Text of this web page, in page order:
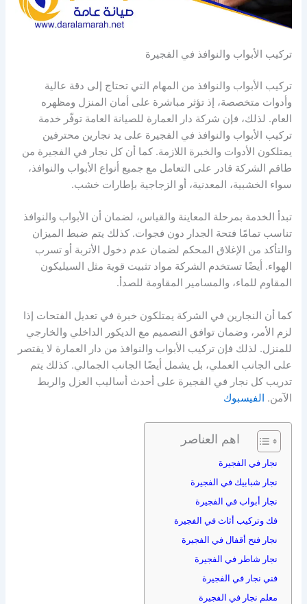
تركيب الأبواب والنوافذ في الفجيرة
تركيب الأبواب والنوافذ من المهام التي تحتاج إلى دقة عالية
وأدوات متخصصة، إذ تؤثر مباشرة على أمان المنزل ومظهره
العام. لذلك، فإن شركة دار العمارة للصيانة العامة توفّر خدمة
تركيب الأبواب والنوافذ في الفجيرة على يد نجارين محترفين
يمتلكون الأدوات والخبرة اللازمة. كما أن كل نجار في الفجيرة من
طاقم الشركة قادر على التعامل مع جميع أنواع الأبواب والنوافذ،
سواء الخشبية، المعدنية، أو الزجاجية بإطارات خشب.
تبدأ الخدمة بمرحلة المعاينة والقياس، لضمان أن الأبواب والنوافذ
تناسب تمامًا فتحة الجدار دون فجوات. كذلك يتم ضبط الميزان
والتأكد من الإغلاق المحكم لضمان عدم دخول الأتربة أو تسرب
الهواء. أيضًا تستخدم الشركة مواد تثبيت قوية مثل السيليكون
المقاوم للماء، والمسامير المقاومة للصدأ.
كما أن النجارين في الشركة يمتلكون خبرة في تعديل الفتحات إذا
لزم الأمر، وضمان توافق التصميم مع الديكور الداخلي والخارجي
للمنزل. لذلك فإن تركيب الأبواب والنوافذ من دار العمارة لا يقتصر
على الجانب العملي، بل يشمل أيضًا الجانب الجمالي. كذلك يتم
تدريب كل نجار في الفجيرة على أحدث أساليب العزل والربط
الآمن. الفيسبوك
اهم العناصر
نجار في الفجيرة
نجار شبابيك في الفجيرة
نجار أبواب في الفجيرة
فك وتركيب أثاث في الفجيرة
نجار فتح أقفال في الفجيرة
نجار شاطر في الفجيرة
فني نجار في الفجيرة
معلم نجار في الفجيرة